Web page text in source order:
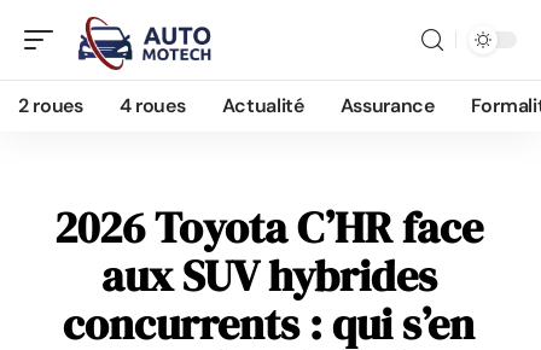
2 roues 4 roues Actualité Assurance
2026 Toyota C’HR face
aux SUV hybrides
concurrents : qui s’en